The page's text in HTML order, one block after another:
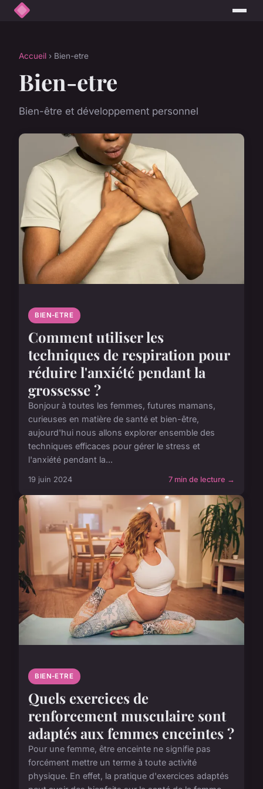
Accueil › Bien-etre
Bien-etre
Bien-être et développement personnel
BIEN-ETRE
Comment utiliser les
techniques de respiration pour
réduire l'anxiété pendant la
grossesse ?
Bonjour à toutes les femmes, futures mamans,
curieuses en matière de santé et bien-être,
aujourd'hui nous allons explorer ensemble des
techniques efficaces pour gérer le stress et
l'anxiété pendant la...
19 juin 2024 7 min de lecture →
BIEN-ETRE
Quels exercices de
renforcement musculaire sont
adaptés aux femmes enceintes ?
Pour une femme, être enceinte ne signifie pas
forcément mettre un terme à toute activité
physique. En effet, la pratique d'exercices adaptés